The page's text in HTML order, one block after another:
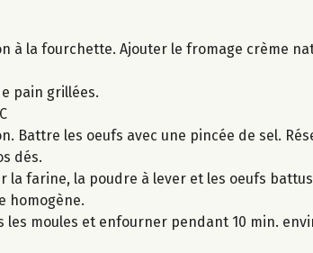
à la fourchette. Ajouter le fromage crème
pain grillées.
Battre les oeufs avec une pincée de sel.
dés.
la farine, la poudre à lever et les oeufs
homogène.
les moules et enfourner pendant 10 min.